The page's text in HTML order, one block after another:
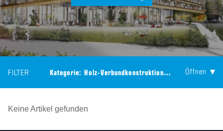
FILTER Kategorie: Holz-VerbundkonstruktionTechnologie:
Öffnen
Keine Artikel gefunden